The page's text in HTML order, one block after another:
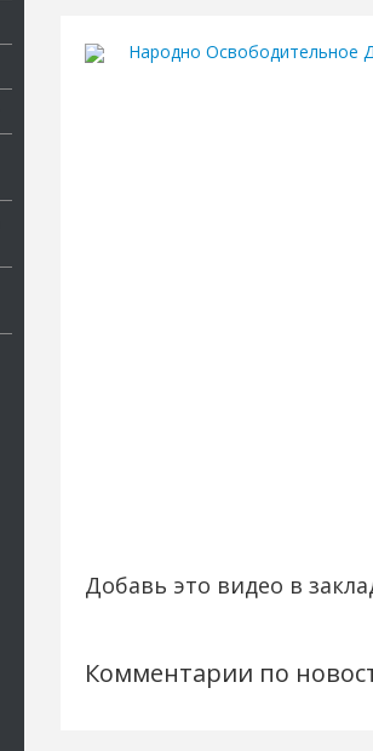
Народно Освободительное
Добавь это видео в
Комментарии по